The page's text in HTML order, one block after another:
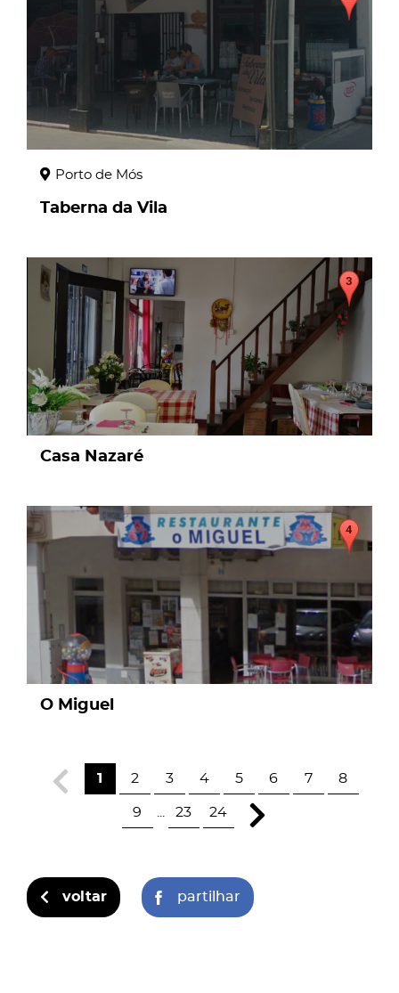
Porto de Mós
Taberna da Vila
page
Casa Nazaré
page
O Miguel
1 2 3 4 5 6 7 8
9 23 24
voltar partilhar